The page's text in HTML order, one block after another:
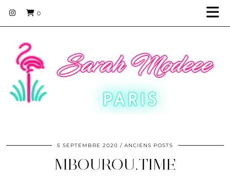
0
5 SEPTEMBRE 2020 ANCIENS POSTS
MBOUROU.TIME